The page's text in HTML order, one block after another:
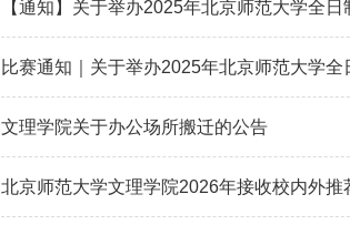
【通知】关于举办2025年北京师范大学全
比赛通知｜关于举办2025年北京师范大学
文理学院关于办公场所搬迁的公告
北京师范大学文理学院2026年接收校内外